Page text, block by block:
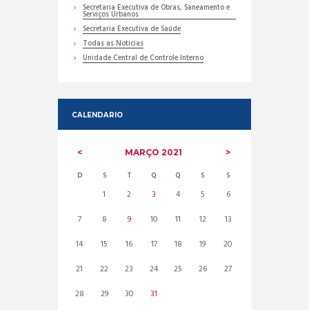
Secretaria Executiva de Obras, Saneamento e
Serviços Urbanos
Secretaria Executiva de Saúde
Todas as Noticias
Unidade Central de Controle Interno
CALENDARIO
MARÇO2021
D S T Q Q S S
1 2 3 4 5
6
7
8 9 10 11 12
13
14
15 16 17 18 19
20
21
22 23 24 25 26
27
28
29 30 31